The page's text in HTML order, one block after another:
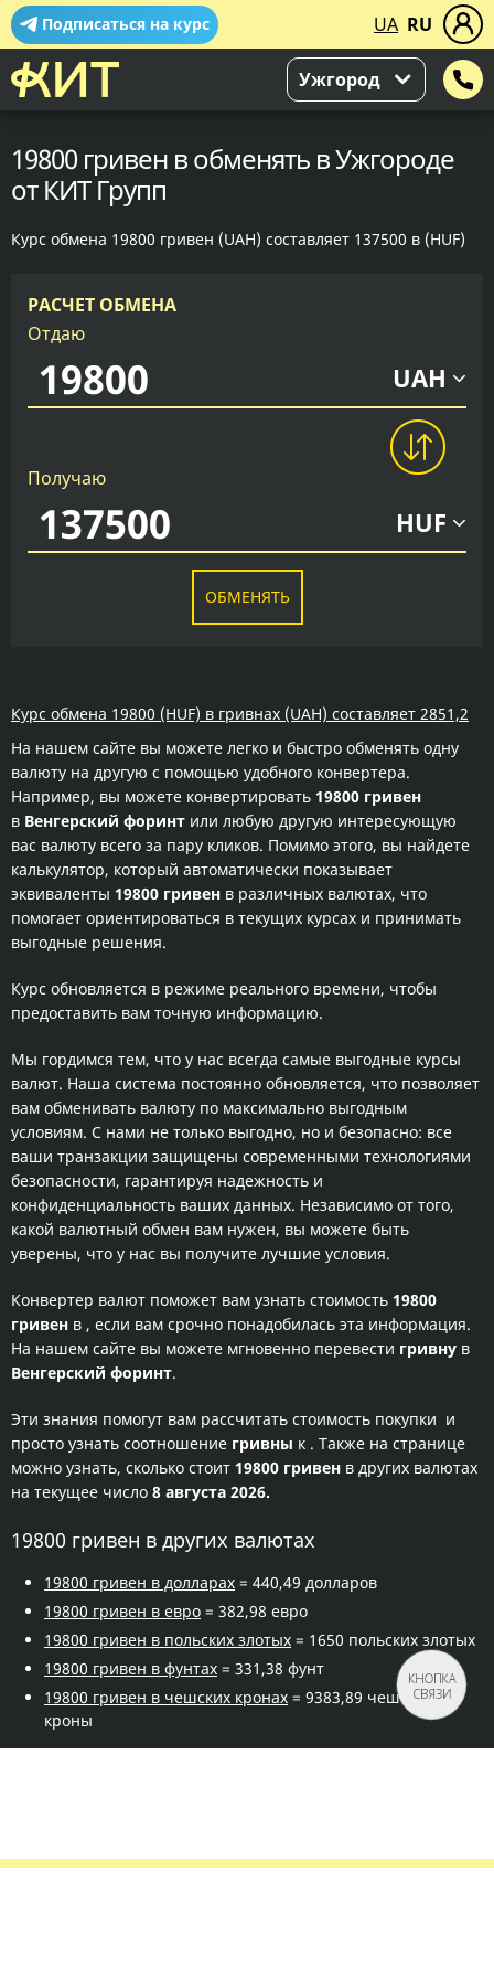
Подписаться на курс UA RU
Ужгород
19800 гривен в обменять в Ужгороде
от КИТ Групп
Курс обмена 19800 гривен (UAH) составляет 137500 в (HUF)
РАСЧЕТ ОБМЕНА
Отдаю
UAH
Получаю
HUF
ОБМЕНЯТЬ
Курс обмена 19800 (HUF) в гривнах (UAH) составляет 2851,2
На нашем сайте вы можете легко и быстро обменять одну
валюту на другую с помощью удобного конвертера.
Например, вы можете конвертировать 19800 гривен
в Венгерский форинт или любую другую интересующую
вас валюту всего за пару кликов. Помимо этого, вы найдете
калькулятор, который автоматически показывает
эквиваленты 19800 гривен в различных валютах, что
помогает ориентироваться в текущих курсах и принимать
выгодные решения.
Курс обновляется в режиме реального времени, чтобы
предоставить вам точную информацию.
Мы гордимся тем, что у нас всегда самые выгодные курсы
валют. Наша система постоянно обновляется, что позволяет
вам обменивать валюту по максимально выгодным
условиям. С нами не только выгодно, но и безопасно: все
ваши транзакции защищены современными технологиями
безопасности, гарантируя надежность и
конфиденциальность ваших данных. Независимо от того,
какой валютный обмен вам нужен, вы можете быть
уверены, что у нас вы получите лучшие условия.
Конвертер валют поможет вам узнать стоимость 19800
гривен в , если вам срочно понадобилась эта информация.
На нашем сайте вы можете мгновенно перевести гривну в
Венгерский форинт.
Эти знания помогут вам рассчитать стоимость покупки и
просто узнать соотношение гривны к . Также на странице
можно узнать, сколько стоит 19800 гривен в других валютах
на текущее число 8 августа 2026.
19800 гривен в других валютах
19800 гривен в долларах = 440,49 долларов
19800 гривен в евро = 382,98 евро
19800 гривен в польских злотых = 1650 польских злотых
19800 гривен в фунтах = 331,38 фунт
19800 гривен в чешских кронах = 9383,89 чешской
кроны
КНОПКА
СВЯЗИ